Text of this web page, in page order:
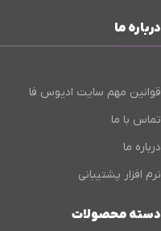
درباره ما
قوانین مهم سایت ادیوس فا
تماس با ما
درباره ما
نرم افزار پشتیبانی
دسته محصولات